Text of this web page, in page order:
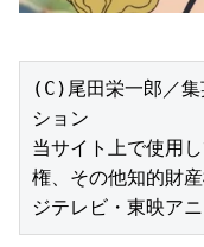
(C)尾田栄一郎／集
ション
当サイト上で使用
権、その他知的財
ジテレビ・東映ア